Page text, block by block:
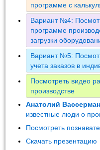
программе с
Вариант №4:
программе
загрузки
Вариант №5:
учета заказов в
Посмотреть видео
производстве
Анатолий Вассерман
известные люди о
Посмотреть
Скачать презентацию